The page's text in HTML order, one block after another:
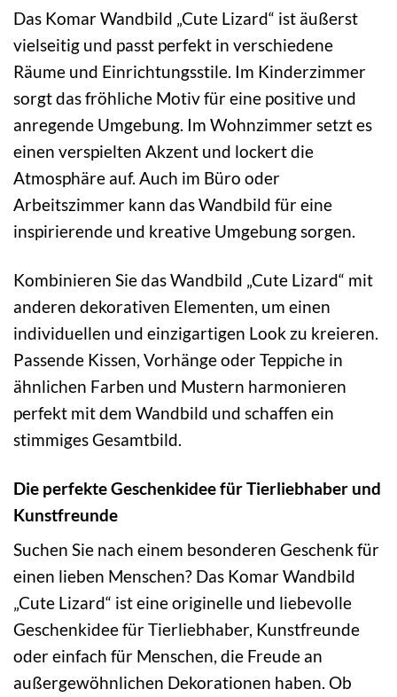
Das Komar Wandbild „Cute Lizard“ ist äußerst
vielseitig und passt perfekt in verschiedene
Räume und Einrichtungsstile. Im Kinderzimmer
sorgt das fröhliche Motiv für eine positive und
anregende Umgebung. Im Wohnzimmer setzt es
einen verspielten Akzent und lockert die
Atmosphäre auf. Auch im Büro oder
Arbeitszimmer kann das Wandbild für eine
inspirierende und kreative Umgebung sorgen.
Kombinieren Sie das Wandbild „Cute Lizard“ mit
anderen dekorativen Elementen, um einen
individuellen und einzigartigen Look zu kreieren.
Passende Kissen, Vorhänge oder Teppiche in
ähnlichen Farben und Mustern harmonieren
perfekt mit dem Wandbild und schaffen ein
stimmiges Gesamtbild.
Die perfekte Geschenkidee für Tierliebhaber und
Kunstfreunde
Suchen Sie nach einem besonderen Geschenk für
einen lieben Menschen? Das Komar Wandbild
„Cute Lizard“ ist eine originelle und liebevolle
Geschenkidee für Tierliebhaber, Kunstfreunde
oder einfach für Menschen, die Freude an
außergewöhnlichen Dekorationen haben. Ob